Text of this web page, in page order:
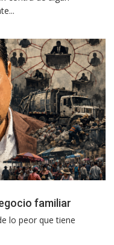
familiar
lo peor que tiene